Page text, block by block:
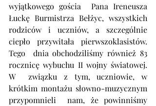
wyjątkowego gościa  Pana Ireneusza
Łuckę Burmistrza Bełżyc, wszystkich
rodziców i uczniów, a szczególnie
ciepło przywitała pierwszoklasistów.
Tego  dnia obchodziliśmy również 83
rocznicę wybuchu II wojny światowej.
W  związku z tym, uczniowie, w
krótkim montażu słowno-muzycznym
przypomnieli  nam, że powinniśmy